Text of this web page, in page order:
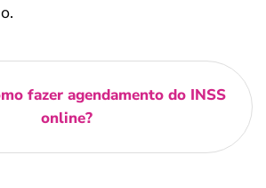
fazer agendamento do INSS
online?